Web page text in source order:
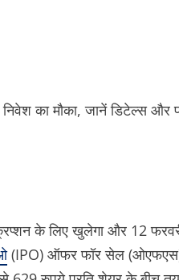
के लिए खुलेगा और 12
(IPO) ऑफर फॉर सेल (ओएफएस)